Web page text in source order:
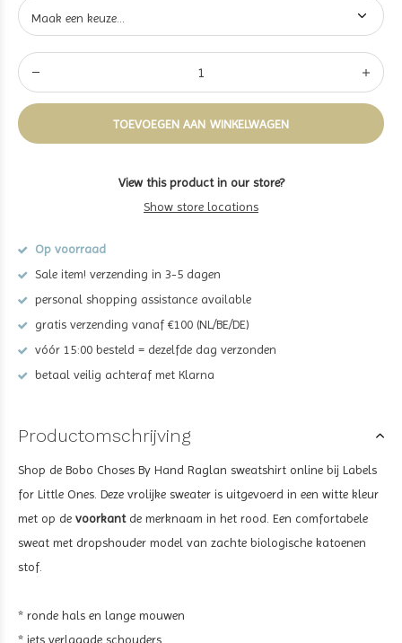
TOEVOEGEN AAN WINKELWAGEN
View this product in our store?
Show store locations
Op voorraad
Sale item! verzending in 3-5 dagen
personal shopping assistance available
gratis verzending vanaf €100 (NL/BE/DE)
vóór 15:00 besteld = dezelfde dag verzonden
betaal veilig achteraf met Klarna
Productomschrijving
Shop de Bobo Choses By Hand Raglan sweatshirt online bij Labels
for Little Ones. Deze vrolijke sweater is uitgevoerd in een witte kleur
met op de voorkantde merknaam in het rood. Een comfortabele
sweat met dropshouder model van zachte biologische katoenen
stof.
* ronde hals en lange mouwen
* iets verlaagde schouders